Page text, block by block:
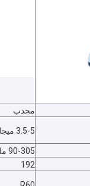
محدب
3.5-5 ميجا هرتز
90-305 ملم
192